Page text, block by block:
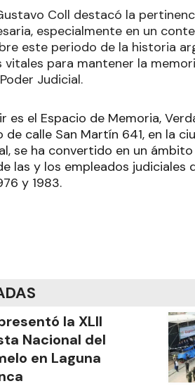
Coll destacó la
especialmente en un
este periodo de la historia
vitales para mantener la
Judicial.
es el Espacio de Memoria,
de calle San Martín 641, en la
se ha convertido en un
las y los empleados judiciales
y 1983.
la XLII
Nacional del
en Laguna